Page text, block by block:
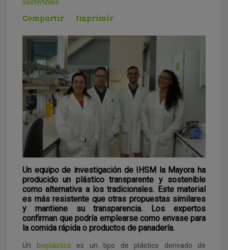
sostenibles
Compartir Imprimir
Un equipo de investigación de IHSM la Mayora ha
producido un plástico transparente y sostenible
como alternativa a los tradicionales. Este material
es más resistente que otras propuestas similares
y mantiene su transparencia. Los expertos
confirman que podría emplearse como envase para
la comida rápida o productos de panadería.
Un bioplástico es un tipo de plástico derivado de